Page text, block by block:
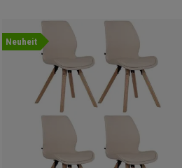
Neuheit